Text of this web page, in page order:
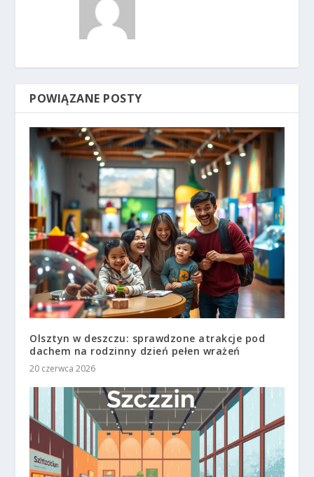
POWIĄZANE POSTY
Olsztyn w deszczu: sprawdzone atrakcje pod
dachem na rodzinny dzień pełen wrażeń
20 czerwca 2026